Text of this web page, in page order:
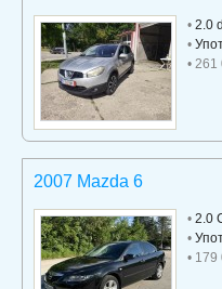
• 2.0
•
• 261
2007 Mazda 6
• 2.0
•
• 179